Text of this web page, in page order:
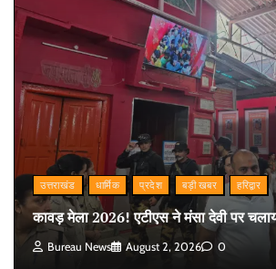
उत्तराखंड धार्मिक प्रदेश बड़ी खबर हरिद्वार
कावड़ मेला 2026! एटीएस ने मंसा देवी पर
Bureau News August 2, 2026 0